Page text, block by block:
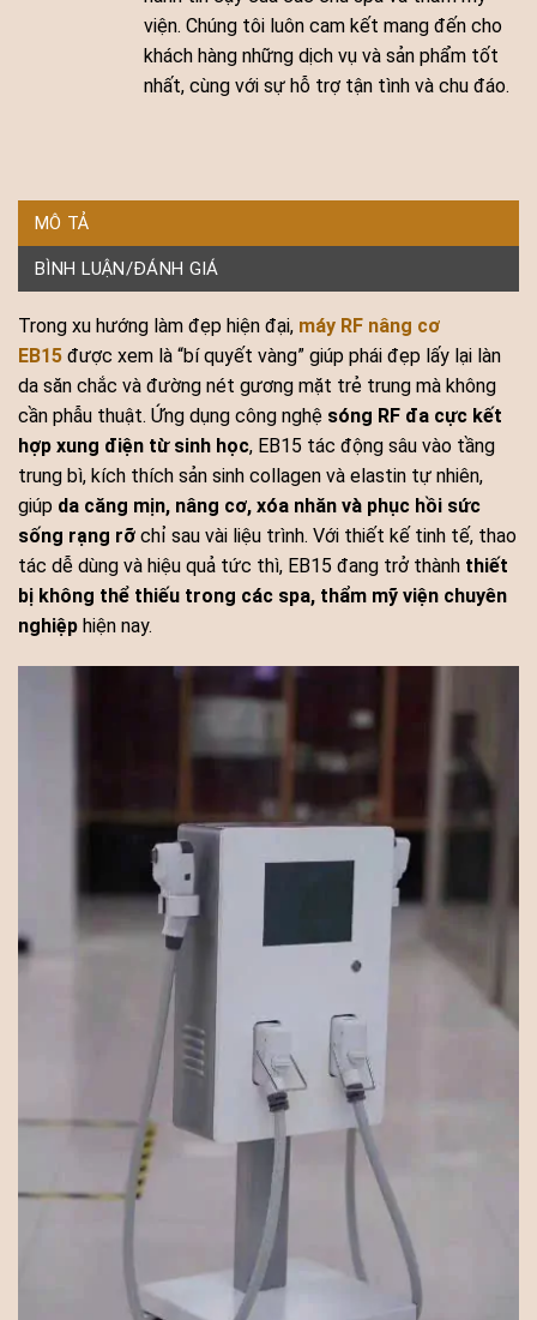
viện. Chúng tôi luôn cam kết mang đến cho
khách hàng những dịch vụ và sản phẩm tốt
nhất, cùng với sự hỗ trợ tận tình và chu đáo.
MÔ TẢ
BÌNH LUẬN/ĐÁNH GIÁ
Trong xu hướng làm đẹp hiện đại, máy RF nâng cơ
EB15 được xem là “bí quyết vàng” giúp phái đẹp lấy lại làn
da săn chắc và đường nét gương mặt trẻ trung mà không
cần phẫu thuật. Ứng dụng công nghệ sóng RF đa cực kết
hợp xung điện từ sinh học, EB15 tác động sâu vào tầng
trung bì, kích thích sản sinh collagen và elastin tự nhiên,
giúp da căng mịn, nâng cơ, xóa nhăn và phục hồi sức
sống rạng rỡ chỉ sau vài liệu trình. Với thiết kế tinh tế, thao
tác dễ dùng và hiệu quả tức thì, EB15 đang trở thành thiết
bị không thể thiếu trong các spa, thẩm mỹ viện chuyên
nghiệp hiện nay.